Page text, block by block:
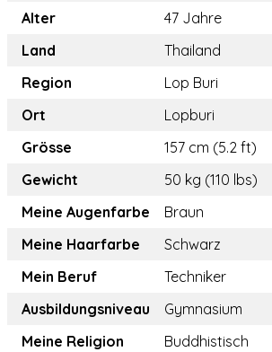
Alter
47 Jahre
Land
Thailand
Region
Lop Buri
Ort
Lopburi
Grösse
157 cm (5.2 ft)
Gewicht
50 kg (110 lbs)
Meine Augenfarbe
Braun
Meine Haarfarbe
Schwarz
Mein Beruf
Techniker
Ausbildungsniveau
Gymnasium
Meine Religion
Buddhistisch